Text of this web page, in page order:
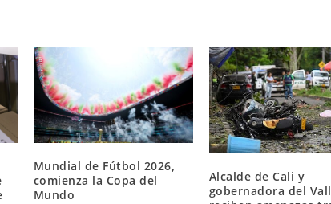
Mundial de Fútbol 2026,
comienza la Copa del
Mundo
Alcalde de Cali y
gobernadora del